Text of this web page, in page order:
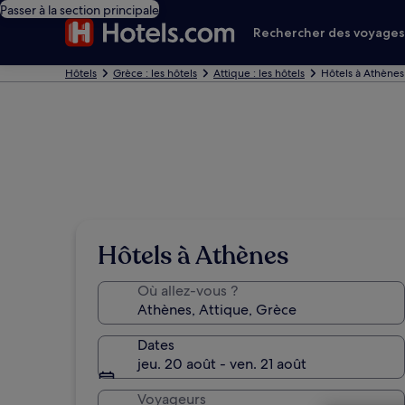
Passer à la section principale
Rechercher des voyages
Hôtels Grèce : les hôtels Attique : les hôtels Hôtels à Athènes
Hôtels à Athènes
Où allez-vous ?
Dates
jeu. 20 août - ven. 21 août
Voyageurs